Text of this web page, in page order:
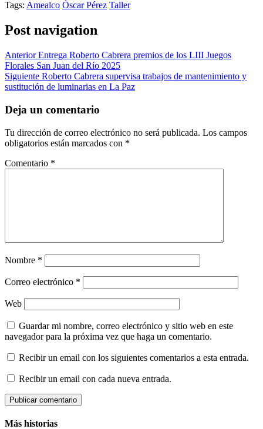
Tags: Amealco Óscar Pérez Taller
Post navigation
AnteriorEntrega Roberto Cabrera premios de los LIII Juegos
Florales San Juan del Río 2025
Siguiente Roberto Cabrera supervisa trabajos de mantenimiento y
sustitución de luminarias en La Paz
Deja un comentario
Tu dirección de correo electrónico no será publicada. Los campos
obligatorios están marcados con *
Comentario *
Nombre *
Correo electrónico *
Web
Guardar mi nombre, correo electrónico y sitio web en este
navegador para la próxima vez que haga un comentario.
Recibir un email con los siguientes comentarios a esta entrada.
Recibir un email con cada nueva entrada.
Más historias